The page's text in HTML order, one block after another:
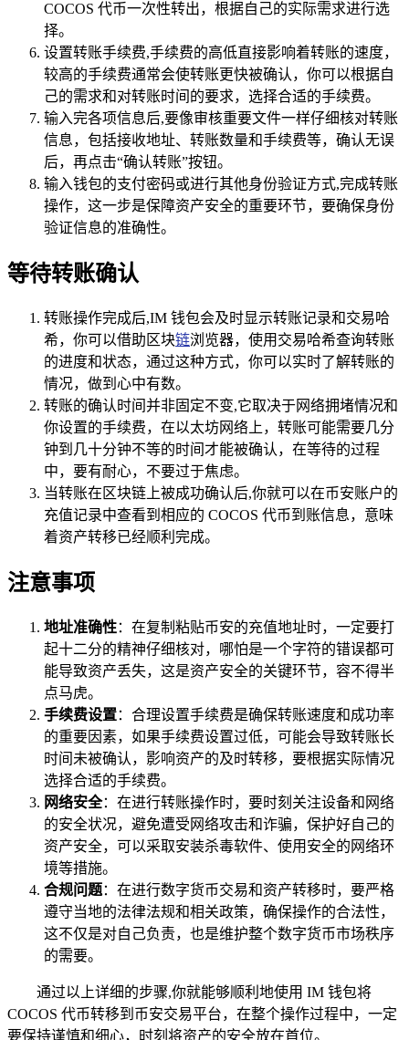
COCOS 代币一次性转出，根据自己的实际需求进行选
择。
设置转账手续费,手续费的高低直接影响着转账的速度，
较高的手续费通常会使转账更快被确认，你可以根据自
己的需求和对转账时间的要求，选择合适的手续费。
输入完各项信息后,要像审核重要文件一样仔细核对转账
信息，包括接收地址、转账数量和手续费等，确认无误
后，再点击“确认转账”按钮。
输入钱包的支付密码或进行其他身份验证方式,完成转账
操作，这一步是保障资产安全的重要环节，要确保身份
验证信息的准确性。
等待转账确认
转账操作完成后,IM 钱包会及时显示转账记录和交易哈
希，你可以借助区块链浏览器，使用交易哈希查询转账
的进度和状态，通过这种方式，你可以实时了解转账的
情况，做到心中有数。
转账的确认时间并非固定不变,它取决于网络拥堵情况和
你设置的手续费，在以太坊网络上，转账可能需要几分
钟到几十分钟不等的时间才能被确认，在等待的过程
中，要有耐心，不要过于焦虑。
当转账在区块链上被成功确认后,你就可以在币安账户的
充值记录中查看到相应的 COCOS 代币到账信息，意味
着资产转移已经顺利完成。
注意事项
地址准确性：在复制粘贴币安的充值地址时，一定要打
起十二分的精神仔细核对，哪怕是一个字符的错误都可
能导致资产丢失，这是资产安全的关键环节，容不得半
点马虎。
手续费设置：合理设置手续费是确保转账速度和成功率
的重要因素，如果手续费设置过低，可能会导致转账长
时间未被确认，影响资产的及时转移，要根据实际情况
选择合适的手续费。
网络安全：在进行转账操作时，要时刻关注设备和网络
的安全状况，避免遭受网络攻击和诈骗，保护好自己的
资产安全，可以采取安装杀毒软件、使用安全的网络环
境等措施。
合规问题：在进行数字货币交易和资产转移时，要严格
遵守当地的法律法规和相关政策，确保操作的合法性，
这不仅是对自己负责，也是维护整个数字货币市场秩序
的需要。
通过以上详细的步骤,你就能够顺利地使用 IM 钱包将
COCOS 代币转移到币安交易平台，在整个操作过程中，一定
要保持谨慎和细心，时刻将资产的安全放在首位。